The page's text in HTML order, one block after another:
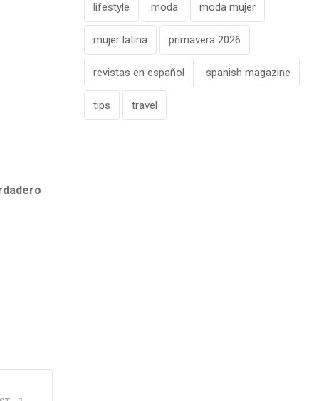
lifestyle moda moda mujer
mujer latina primavera 2026
revistas en español spanish magazine
tips travel